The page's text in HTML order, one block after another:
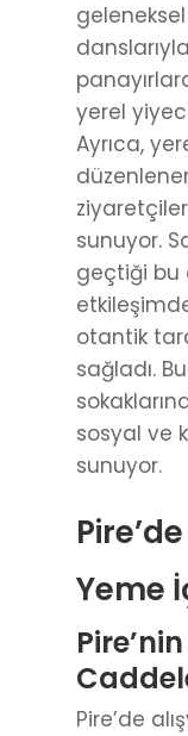
yerel
Ayrıca,
sunuyor.
geçtiği bu
otantik
sağladı.
sosyal ve
sunuyor.
Yeme
Pire’de